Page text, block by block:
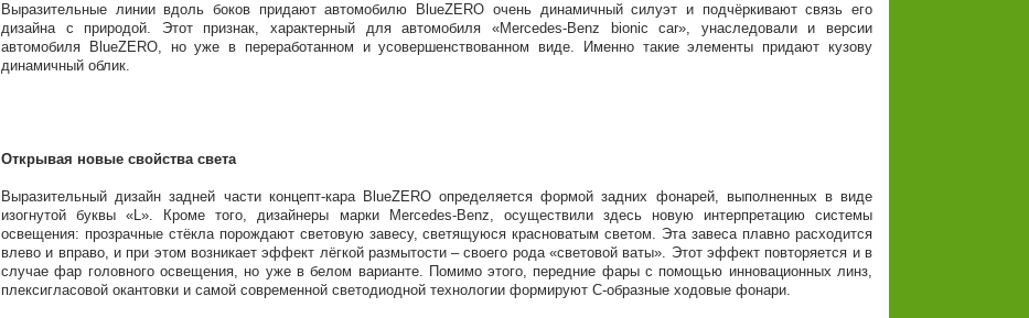
Выразительные линии вдоль боков придают автомобилю BlueZERO очень динамичный силуэт и подчёркивают связь его
дизайна с природой. Этот признак, характерный для автомобиля «Mercedes-Benz bionic car», унаследовали и версии
автомобиля BlueZERO, но уже в переработанном и усовершенствованном виде. Именно такие элементы придают кузову
динамичный облик.
Открывая новые свойства света
Выразительный дизайн задней части концепт-кара BlueZERO определяется формой задних фонарей, выполненных в виде
изогнутой буквы «L». Кроме того, дизайнеры марки Mercedes-Benz, осуществили здесь новую интерпретацию системы
освещения: прозрачные стёкла порождают световую завесу, светящуюся красноватым светом. Эта завеса плавно расходится
влево и вправо, и при этом возникает эффект лёгкой размытости – своего рода «световой ваты». Этот эффект повторяется и в
случае фар головного освещения, но уже в белом варианте. Помимо этого, передние фары с помощью инновационных линз,
плексигласовой окантовки и самой современной светодиодной технологии формируют C-образные ходовые фонари.